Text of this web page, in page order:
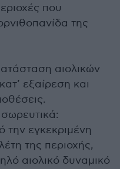
που
της
αιολικών
εξαίρεση και
σωρευτικά:
την εγκεκριμένη
της περιοχής,
αιολικό δυναμικό